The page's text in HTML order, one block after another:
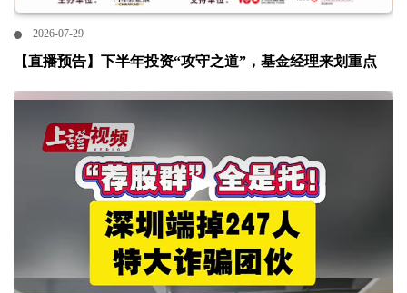
2026-07-29
【直播预告】下半年投资“攻守之道”，基金经理来划重点